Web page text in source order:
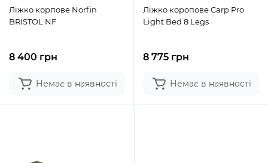
Ліжко корпове Norfin
BRISTOL NF
8 400 грн
Немає в наявності
Ліжко коропове Carp Pro
Light Bed 8 Legs
8 775 грн
Немає в наявності